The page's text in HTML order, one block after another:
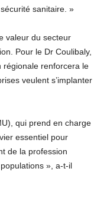
sanitaire. »
valeur du secteur
Pour le Dr Coulibaly,
régionale renforcera le
veulent s’implanter
qui prend en charge
essentiel pour
de la profession
», a-t-il